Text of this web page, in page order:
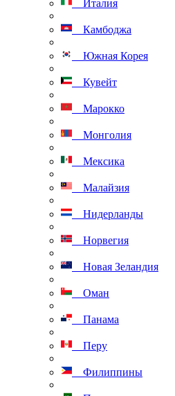
Италия
Камбоджа
Южная Корея
Кувейт
Марокко
Монголия
Мексика
Малайзия
Нидерланды
Норвегия
Новая Зеландия
Оман
Панама
Перу
Филиппины